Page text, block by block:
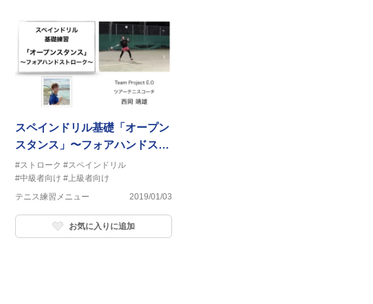
スペインドリル基礎「オープン
スタンス」〜フォアハンドスト
ローク〜
#ストローク #スペインドリル
#中級者向け #上級者向け
テニス練習メニュー
2019/01/03
お気に入りに追加